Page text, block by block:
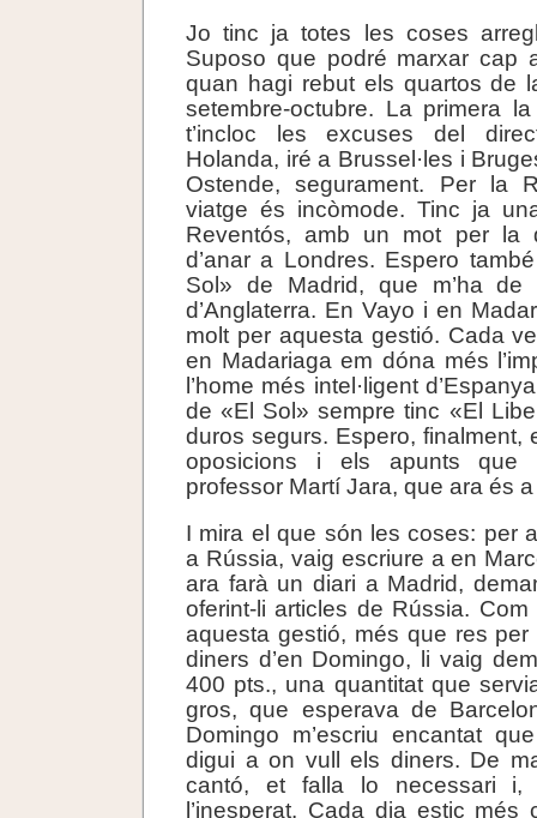
Jo tinc ja totes les coses
Suposo que podré marxar cap
quan hagi rebut els quartos de
setembre-octubre. La primera
t’incloc les excuses del
Holanda, iré a Brussel·les i
Ostende, segurament. Per la
viatge és incòmode. Tinc ja
Reventós, amb un mot per la
d’anar a Londres. Espero
Sol» de Madrid, que m’ha
d’Anglaterra. En Vayo i en
molt per aquesta gestió. Cada
en Madariaga em dóna més
l’home més intel·ligent
de «El Sol» sempre tinc «El
duros segurs. Espero, finalment,
oposicions i els apunts que
professor Martí Jara, que ara és
I mira el que són les coses: per
a Rússia, vaig escriure a en
ara farà un diari a Madrid,
oferint-li articles de Rússia.
aquesta gestió, més que res
diners d’en Domingo, li vaig
400 pts., una quantitat que
gros, que esperava de
Domingo m’escriu encantat
digui a on vull els diners. De
cantó, et falla lo necessari i,
l’inesperat. Cada dia estic més